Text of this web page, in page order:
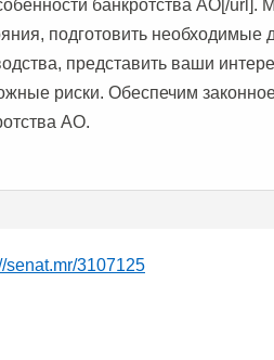
банкротства АО[/
подготовить
представить ваши
риски. Обеспечим
АО.
senat.mr/3107125